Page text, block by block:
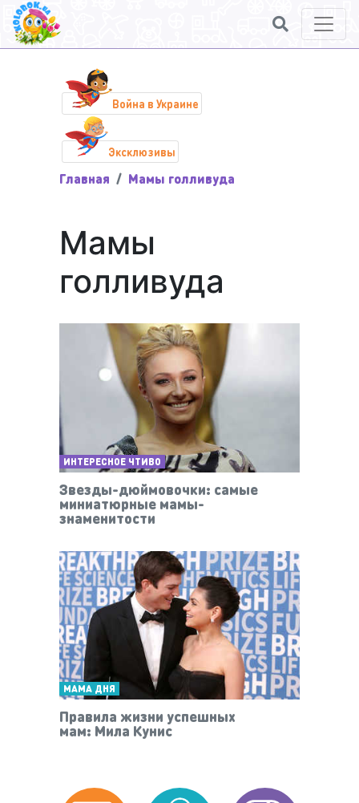
Война в Украине
Эксклюзивы
Главная Мамы голливуда
Мамы
голливуда
ИНТЕРЕСНОЕ ЧТИВО
Звезды-дюймовочки: самые
миниатюрные мамы-
знаменитости
МАМА ДНЯ
Правила жизни успешных
мам: Мила Кунис